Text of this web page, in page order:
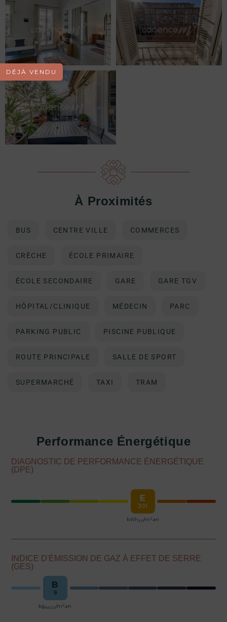
DÉJÀ VENDU
À Proximités
BUS CENTRE VILLE COMMERCES
CRÈCHE ÉCOLE PRIMAIRE
ÉCOLE SECONDAIRE GARE GARE TGV
HÔPITAL/CLINIQUE MÉDECIN PARC
PARKING PUBLIC PISCINE PUBLIQUE
ROUTE PRINCIPALE SALLE DE SPORT
SUPERMARCHÉ TAXI TRAM
Performance Énergétique
DIAGNOSTIC DE PERFORMANCE ÉNERGÉTIQUE
(DPE)
E
301
kWh EP/m 2.an
INDICE D'ÉMISSION DE GAZ À EFFET DE SERRE
(GES)
B
9
kgépCO2/m 2 .an